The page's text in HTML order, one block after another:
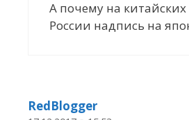
А почему на
России надпись на
RedBlogger